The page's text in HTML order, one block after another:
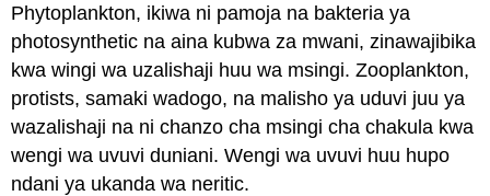
Phytoplankton, ikiwa ni pamoja na bakteria ya
photosynthetic na aina kubwa za mwani, zinawajibika
kwa wingi wa uzalishaji huu wa msingi. Zooplankton,
protists, samaki wadogo, na malisho ya uduvi juu ya
wazalishaji na ni chanzo cha msingi cha chakula kwa
wengi wa uvuvi duniani. Wengi wa uvuvi huu hupo
ndani ya ukanda wa neritic.